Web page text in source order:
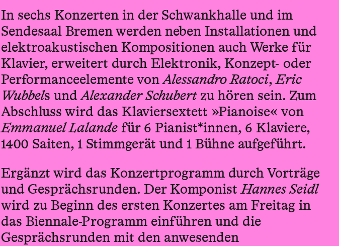
In sechs Konzerten in der Schwankhalle und im
Sendesaal Bremen werden neben Installationen und
elektro­akustischen Kompositionen auch Werke für
Klavier, erweitert durch Elektronik, Konzept- oder
Performance­elemente vonAlessandro Ratoci,Eric
Wubbels undAlexander Schubertzu hören sein. Zum
Abschluss wird das Klaviersextett »Pianoise« von
Emmanuel Lalandefür 6 Pianist*innen, 6 Klaviere,
1400 Saiten, 1 Stimmgerät und 1 Bühne aufgeführt.
Ergänzt wird das Konzert­programm durch Vorträge
und Gesprächs­runden. Der KomponistHannes Seidl
wird zu Beginn des ersten Konzertes am Freitag in
das Biennale-Programm einführen und die
Gesprächs­runden mit den anwesenden